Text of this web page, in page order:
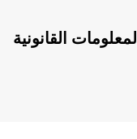
المعلومات القانونية